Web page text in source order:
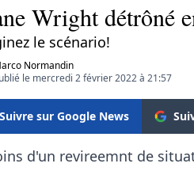
Wright détrôné
le scénario!
Normandin
le mercredi 2 février 2022 à 21:57
Suivre sur Google News
d'un revireemnt de